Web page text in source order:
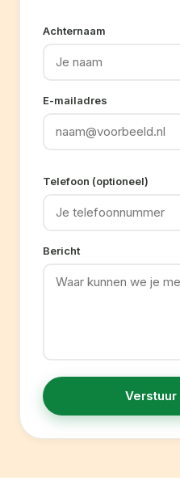
Achternaam
E-mailadres
Telefoon (optioneel)
Bericht
Verstuur